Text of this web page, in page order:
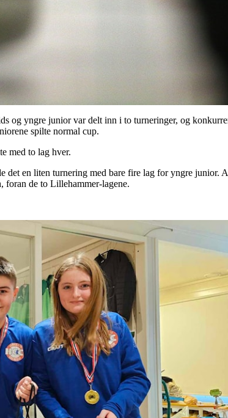
og yngre junior var delt inn i to turneringer, og
spilte normal cup.
med to lag hver.
det en liten turnering med bare fire lag for yngre junior.
foran de to Lillehammer-lagene.